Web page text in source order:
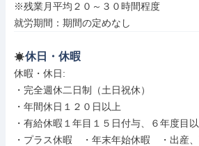
※残業月平均２０～３０時間程度
就労期間：期間の定めなし
休日・休暇
休暇・休日:
・完全週休二日制（土日祝休）
・年間休日１２０日以上
・有給休暇１年目１５日付与、６年度目
・プラス休暇　・年末年始休暇　・出産